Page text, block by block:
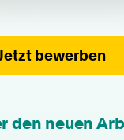
bewerben
den neuen